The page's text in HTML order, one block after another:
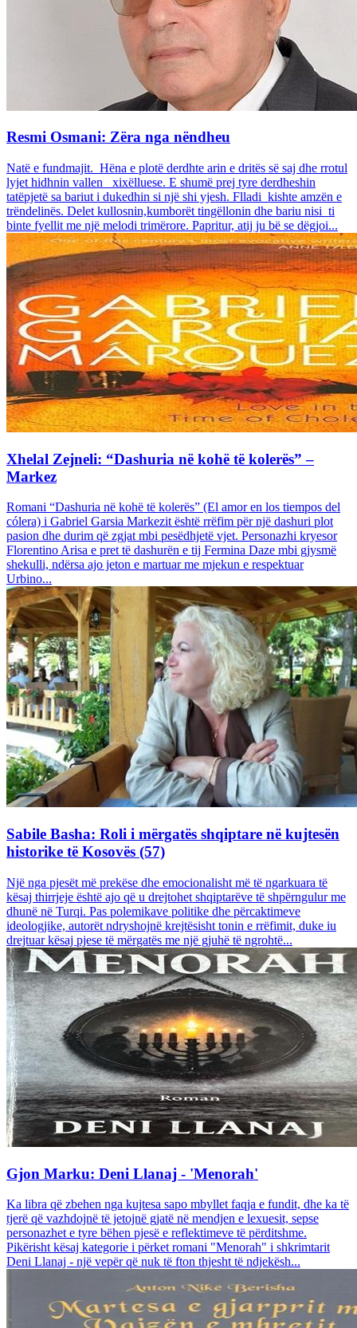
Resmi Osmani: Zëra nga nëndheu
Natë e fundmajit. Hëna e plotë derdhte arin e dritës së saj dhe rrotul
lyjet hidhnin vallen xixëlluese. E shumë prej tyre derdheshin
tatëpjetë sa bariut i dukedhin si një shi yjesh. Flladi kishte amzën e
trëndelinës. Delet kullosnin,kumborët tingëllonin dhe bariu nisi ti
binte fyellit me një melodi trimërore. Papritur, atij ju bë se dëgjoi...
Xhelal Zejneli: “Dashuria në kohë të kolerës” –
Markez
Romani “Dashuria në kohë të kolerës” (El amor en los tiempos del
cólera) i Gabriel Garsia Markezit është rrëfim për një dashuri plot
pasion dhe durim që zgjat mbi pesëdhjetë vjet. Personazhi kryesor
Florentino Arisa e pret të dashurën e tij Fermina Daze mbi gjysmë
shekulli, ndërsa ajo jeton e martuar me mjekun e respektuar
Urbino...
Sabile Basha: Roli i mërgatës shqiptare në kujtesën
historike të Kosovës (57)
Një nga pjesët më prekëse dhe emocionalisht më të ngarkuara të
kësaj thirrjeje është ajo që u drejtohet shqiptarëve të shpërngulur me
dhunë në Turqi. Pas polemikave politike dhe përcaktimeve
ideologjike, autorët ndryshojnë krejtësisht tonin e rrëfimit, duke iu
drejtuar kësaj pjese të mërgatës me një gjuhë të ngrohtë...
Gjon Marku: Deni Llanaj - 'Menorah'
Ka libra që zbehen nga kujtesa sapo mbyllet faqja e fundit, dhe ka të
tjerë që vazhdojnë të jetojnë gjatë në mendjen e lexuesit, sepse
personazhet e tyre bëhen pjesë e reflektimeve të përditshme.
Pikërisht kësaj kategorie i përket romani "Menorah" i shkrimtarit
Deni Llanaj - një vepër që nuk të fton thjesht të ndjekësh...